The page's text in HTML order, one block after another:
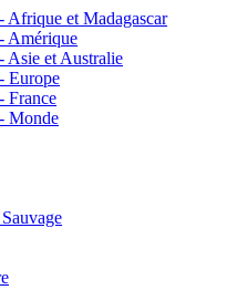
Afrique et Madagascar
Amérique
Asie et Australie
Europe
France
Monde